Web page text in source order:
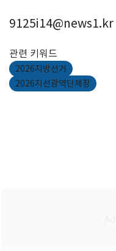
9125i14@news1.kr
관련 키워드
2026지방선거
2026지선광역단체장